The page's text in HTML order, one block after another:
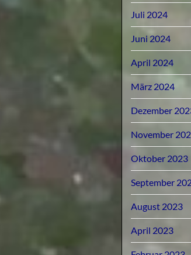
Juli 2024
Juni 2024
April 2024
März 2024
Dezember
November
Oktober 2023
September
August 2023
April 2023